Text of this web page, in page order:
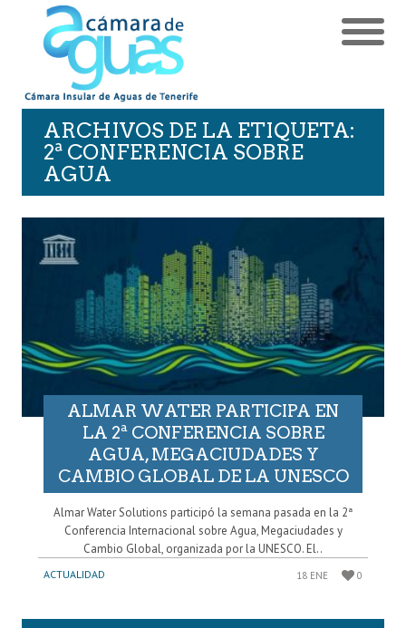
ARCHIVOS DE LA ETIQUETA:
2ª CONFERENCIA SOBRE
AGUA
ALMAR WATER PARTICIPA EN
LA 2ª CONFERENCIA SOBRE
AGUA, MEGACIUDADES Y
CAMBIO GLOBAL DE LA UNESCO
Almar Water Solutions participó la semana pasada en la 2ª
Conferencia Internacional sobre Agua, Megaciudades y
Cambio Global, organizada por la UNESCO. El..
ACTUALIDAD 18 ENE 0